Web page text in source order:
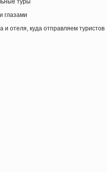
туры
глазами
и отеля, куда отправляем туристов